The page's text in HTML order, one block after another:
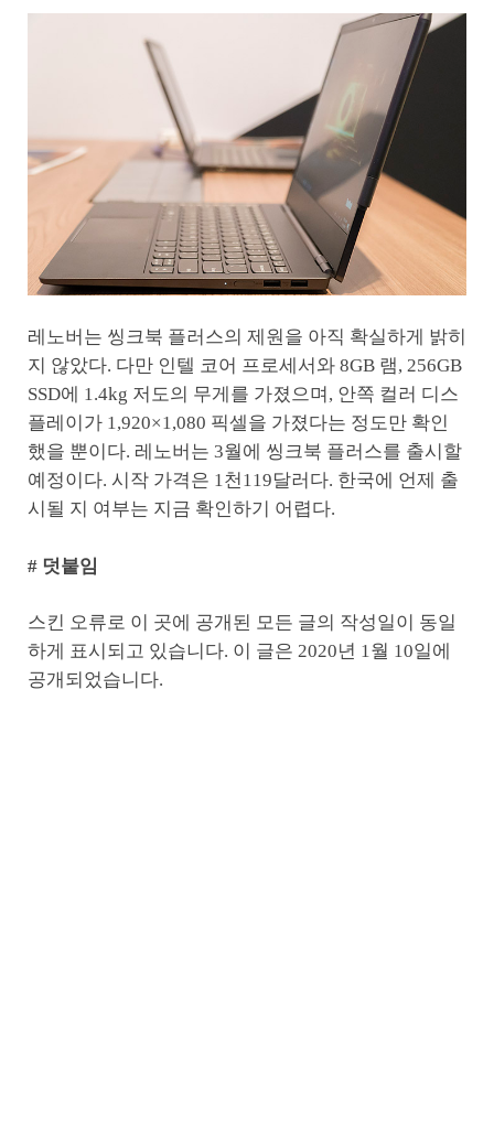
레노버는 씽크북 플러스의 제원을 아직 확실하게 밝히
지 않았다. 다만 인텔 코어 프로세서와 8GB 램, 256GB
SSD에 1.4kg 저도의 무게를 가졌으며, 안쪽 컬러 디스
플레이가 1,920×1,080 픽셀을 가졌다는 정도만 확인
했을 뿐이다. 레노버는 3월에 씽크북 플러스를 출시할
예정이다. 시작 가격은 1천119달러다. 한국에 언제 출
시될 지 여부는 지금 확인하기 어렵다.
# 덧붙임
스킨 오류로 이 곳에 공개된 모든 글의 작성일이 동일
하게 표시되고 있습니다. 이 글은 2020년 1월 10일에
공개되었습니다.